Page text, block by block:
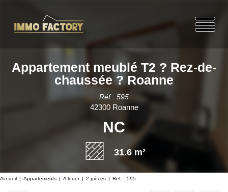
Appartement meublé T2 ? Rez-de-
chaussée ? Roanne
Réf : 595
42300 Roanne
NC
31.6 m²
Accueil Appartements A louer 2 pièces Ref. : 595